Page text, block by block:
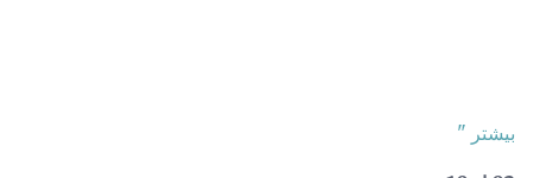
بیشتر "